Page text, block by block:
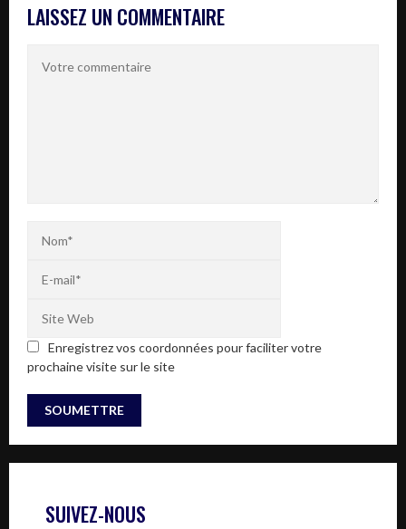
LAISSEZ UN COMMENTAIRE
Enregistrez vos coordonnées pour faciliter votre
prochaine visite sur le site
SUIVEZ-NOUS